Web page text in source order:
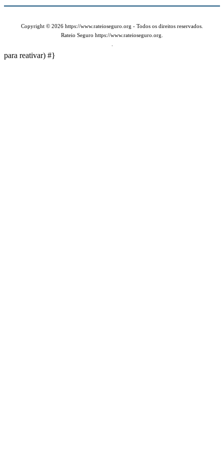
Copyright © 2026 https://www.rateioseguro.org - Todos os direitos reservados.
Rateio Seguro https://www.rateioseguro.org.
para reativar) #}